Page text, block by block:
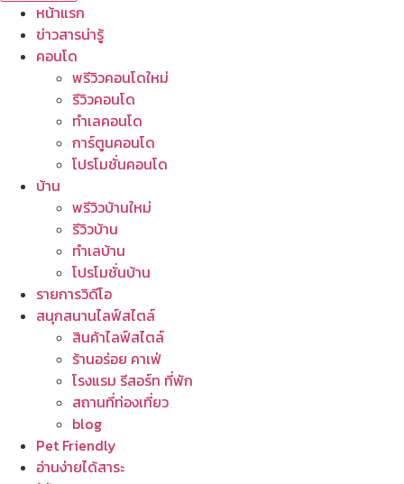
หน้าแรก
ข่าวสารน่ารู้
คอนโด
พรีวิวคอนโดใหม่
รีวิวคอนโด
ทำเลคอนโด
การ์ตูนคอนโด
โปรโมชั่นคอนโด
บ้าน
พรีวิวบ้านใหม่
รีวิวบ้าน
ทำเลบ้าน
โปรโมชั่นบ้าน
รายการวิดีโอ
สนุกสนานไลฟ์สไตล์
สินค้าไลฟ์สไตล์
ร้านอร่อย คาเฟ่
โรงแรม รีสอร์ท ที่พัก
สถานที่ท่องเที่ยว
blog
Pet Friendly
อ่านง่ายได้สาระ